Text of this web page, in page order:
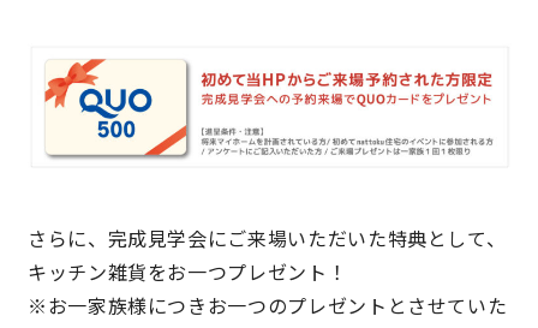
さらに、完成見学会にご来場いただいた特典として、
キッチン雑貨をお一つプレゼント！
※お一家族様につきお一つのプレゼントとさせていた